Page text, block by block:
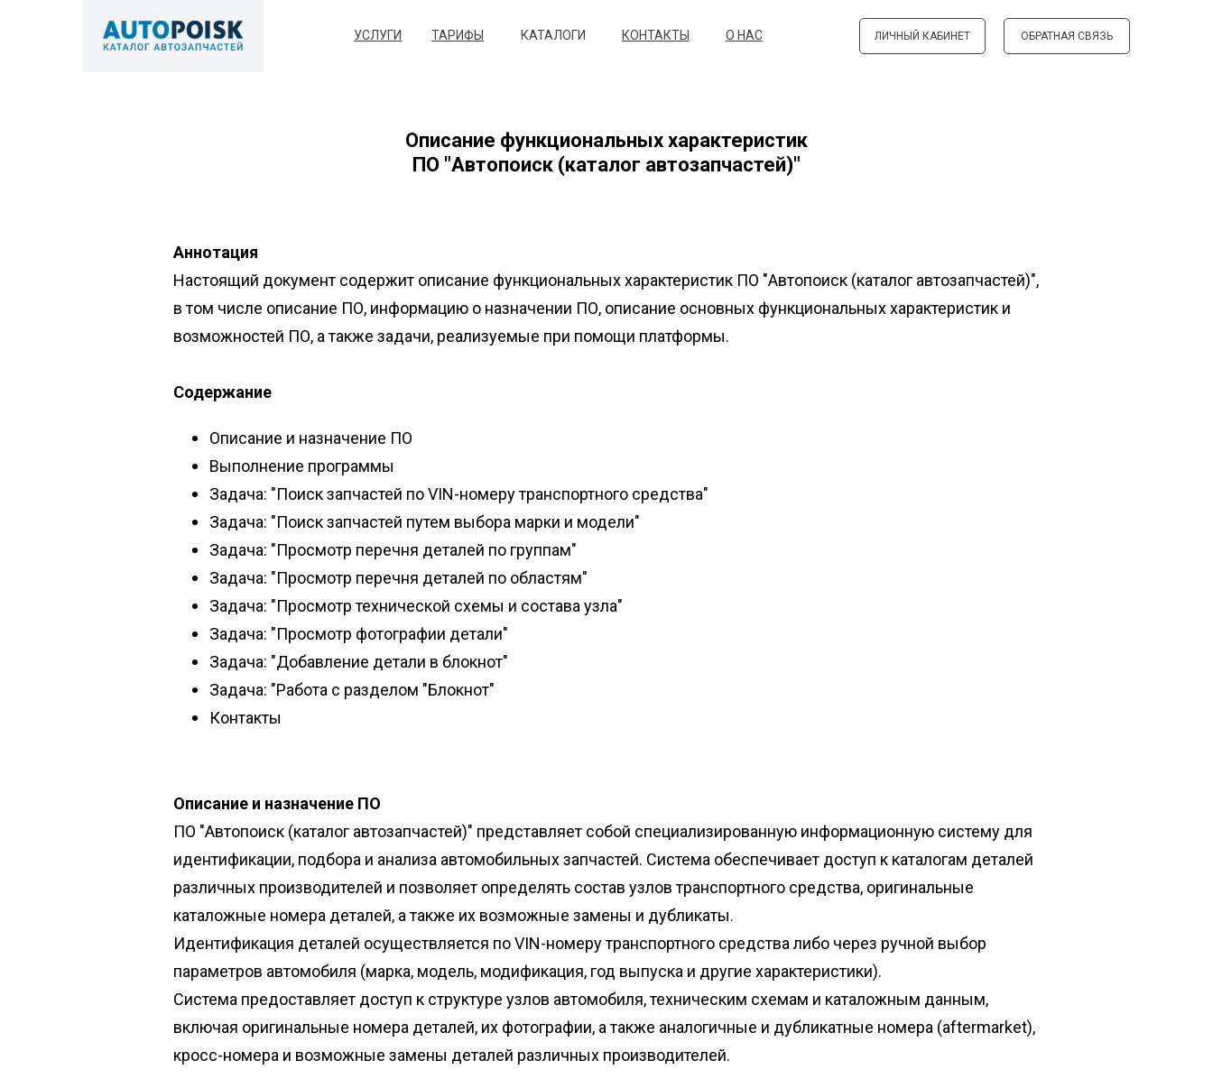
О НАС
КОНТАКТЫ
КАТАЛОГИ
ТАРИФЫ
УСЛУГИ ОБРАТНАЯ СВЯЗЬ
ЛИЧНЫЙ КАБИНЕТ
Описание функциональных характеристик
ПО "Автопоиск (каталог автозапчастей)"
Аннотация
Настоящий документ содержит описание функциональных характеристик ПО "Автопоиск (каталог автозапчастей)",
в том числе описание ПО, информацию о назначении ПО, описание основных функциональных характеристик и
возможностей ПО, а также задачи, реализуемые при помощи платформы.
Содержание
Описание и назначение ПО
Выполнение программы
Задача: "Поиск запчастей по VIN-номеру транспортного средства"
Задача: "Поиск запчастей путем выбора марки и модели"
Задача: "Просмотр перечня деталей по группам"
Задача: "Просмотр перечня деталей по областям"
Задача: "Просмотр технической схемы и состава узла"
Задача: "Просмотр фотографии детали"
Задача: "Добавление детали в блокнот"
Задача: "Работа с разделом "Блокнот"
Контакты
Описание и назначение ПО
ПО "Автопоиск (каталог автозапчастей)" представляет собой специализированную информационную систему для
идентификации, подбора и анализа автомобильных запчастей. Система обеспечивает доступ к каталогам деталей
различных производителей и позволяет определять состав узлов транспортного средства, оригинальные
каталожные номера деталей, а также их возможные замены и дубликаты.
Идентификация деталей осуществляется по VIN-номеру транспортного средства либо через ручной выбор
параметров автомобиля (марка, модель, модификация, год выпуска и другие характеристики).
Система предоставляет доступ к структуре узлов автомобиля, техническим схемам и каталожным данным,
включая оригинальные номера деталей, их фотографии, а также аналогичные и дубликатные номера (aftermarket),
кросс-номера и возможные замены деталей различных производителей.